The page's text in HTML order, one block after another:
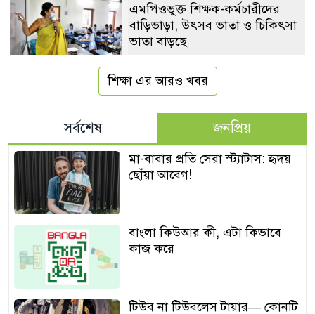
এমপিওভুক্ত শিক্ষক-কর্মচারীদের
বাড়িভাড়া, উৎসব ভাতা ও চিকিৎসা
ভাতা বাড়ছে
শিক্ষা এর আরও খবর
সর্বশেষ জনপ্রিয়
মা-বাবার প্রতি সেরা স্ট্যাটাস: হৃদয়
ছোঁয়া আবেগ!
বাংলা কিউআর কী, এটা কিভাবে
কাজ করে
টিউব না টিউবলেস টায়ার— কোনটি